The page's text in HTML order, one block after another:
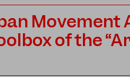
Movement
of the